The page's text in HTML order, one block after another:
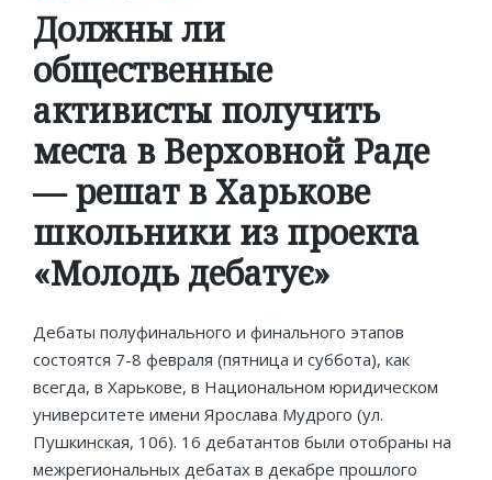
in
Должны ли
общественные
активисты получить
места в Верховной Раде
— решат в Харькове
школьники из проекта
«Молодь дебатує»
Дебаты полуфинального и финального этапов
состоятся 7-8 февраля (пятница и суббота), как
всегда, в Харькове, в Национальном юридическом
университете имени Ярослава Мудрого (ул.
Пушкинская, 106). 16 дебатантов были отобраны на
межрегиональных дебатах в декабре прошлого